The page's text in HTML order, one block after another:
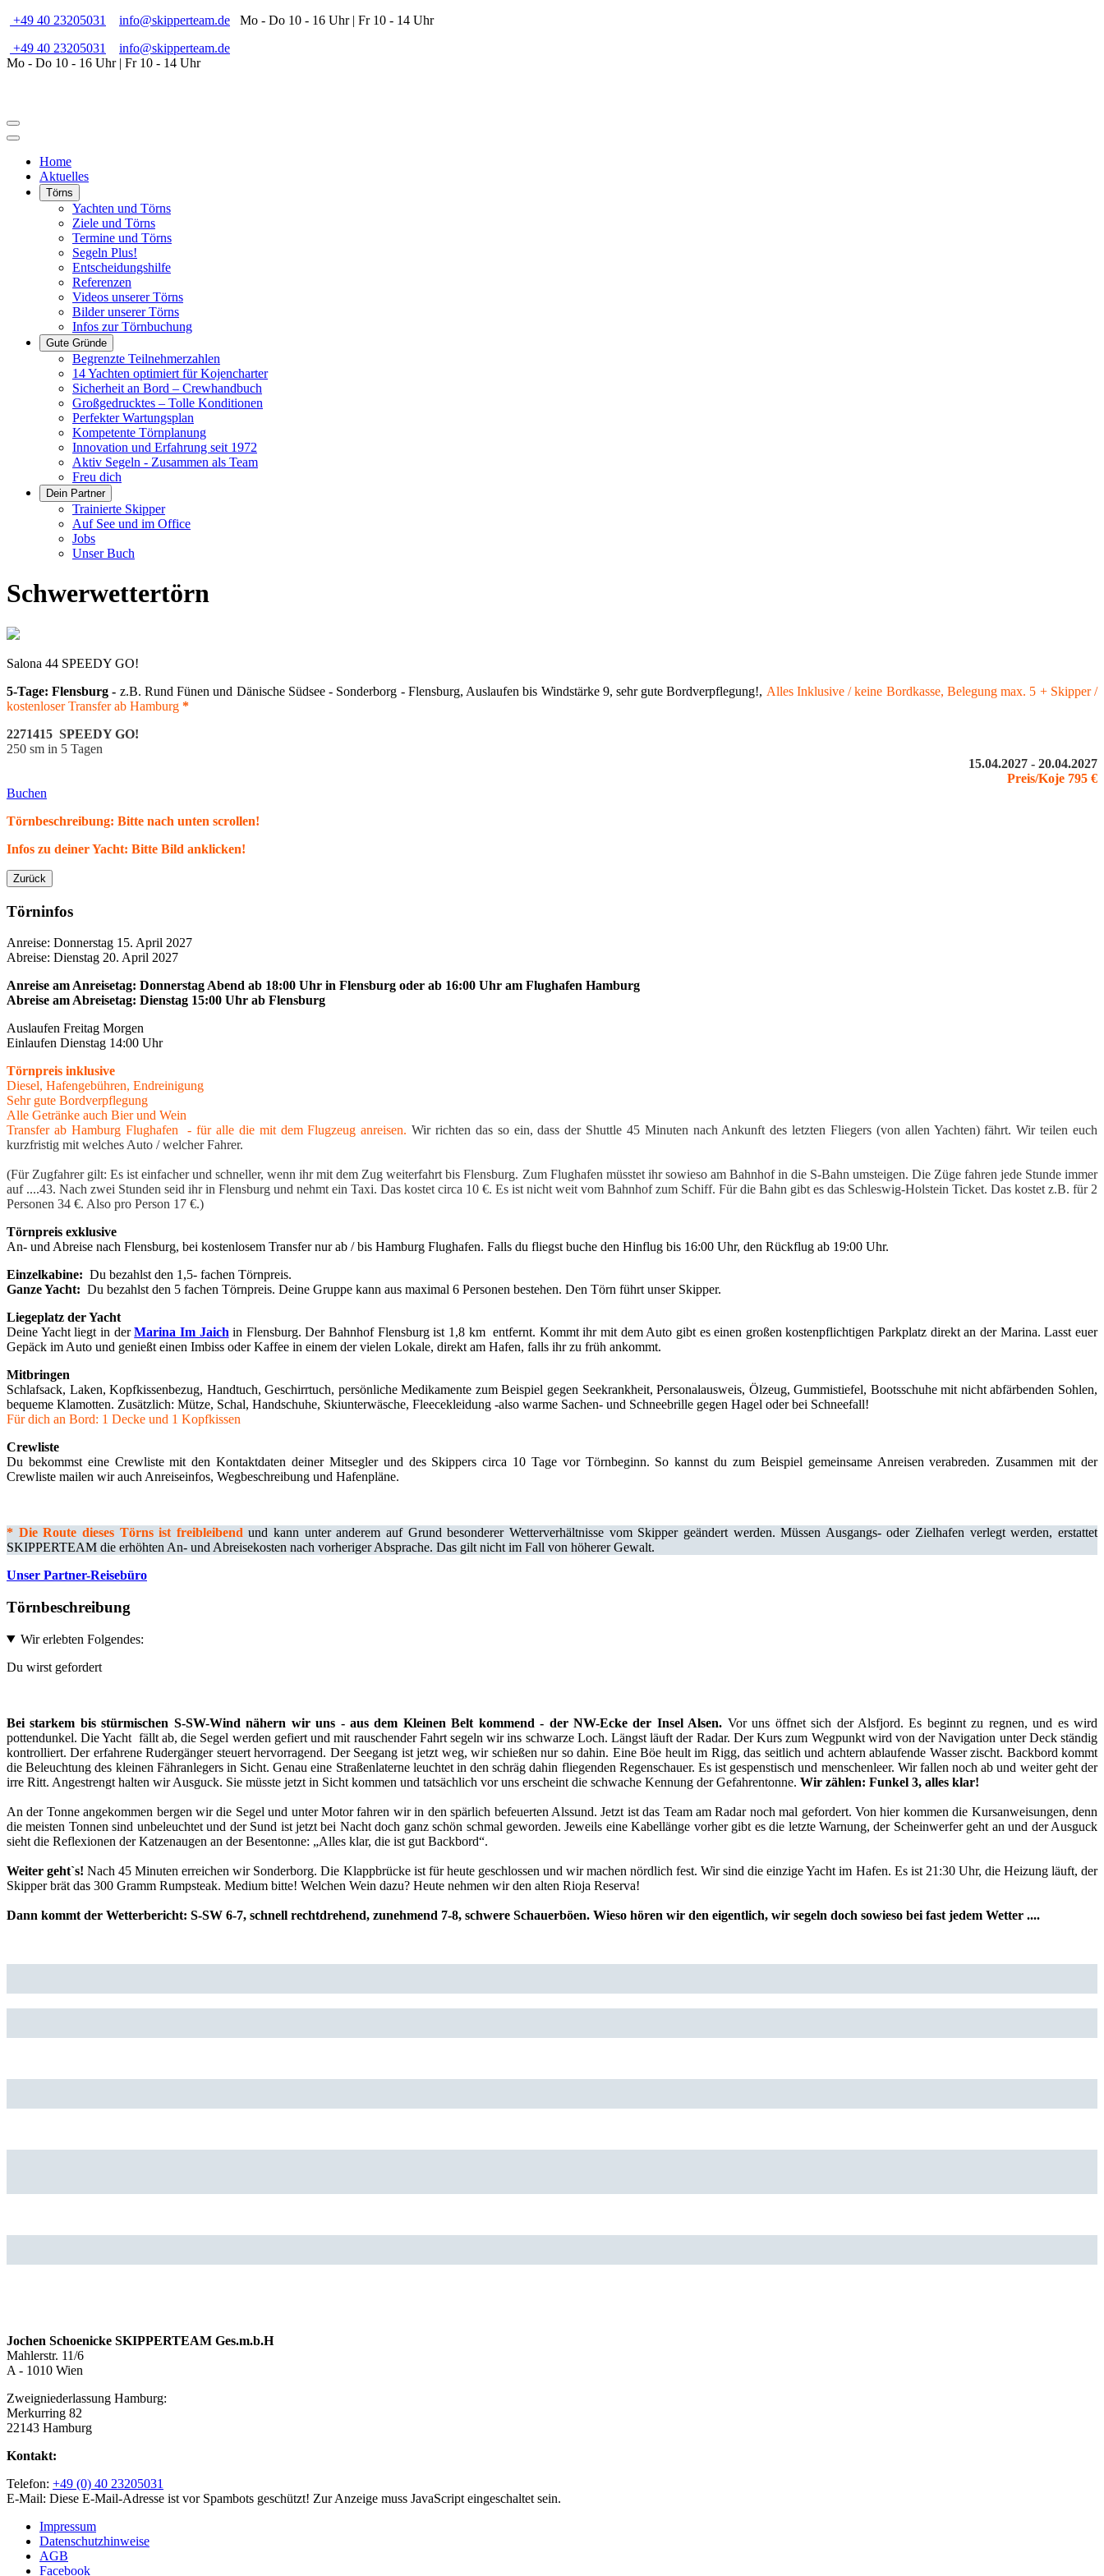
+49 40 23205031 info@skipperteam.de Mo - Do 10 - 16 Uhr | Fr 10 - 14 Uhr
+49 40 23205031
info@skipperteam.de
Mo - Do 10 - 16 Uhr | Fr 10 - 14 Uhr
Home
Aktuelles
Törns
Yachten und Törns
Ziele und Törns
Termine und Törns
Segeln Plus!
Entscheidungshilfe
Referenzen
Videos unserer Törns
Bilder unserer Törns
Infos zur Törnbuchung
Gute Gründe
Begrenzte Teilnehmerzahlen
14 Yachten optimiert für Kojencharter
Sicherheit an Bord – Crewhandbuch
Großgedrucktes – Tolle Konditionen
Perfekter Wartungsplan
Kompetente Törnplanung
Innovation und Erfahrung seit 1972
Aktiv Segeln - Zusammen als Team
Freu dich
Dein Partner
Trainierte Skipper
Auf See und im Office
Jobs
Unser Buch
Schwerwettertörn
Salona 44 SPEEDY GO!
5-Tage: Flensburg - z.B. Rund Fünen und Dänische Südsee - Sonderborg - Flensburg, Auslaufen bis Windstärke 9, sehr gute Bordverpflegung!, Alles Inklusive / keine Bordkasse, Belegungmax. 5 + Skipper /
kostenloser Transfer ab Hamburg *
2271415 SPEEDY GO!
250 sm in 5 Tagen
15.04.2027 - 20.04.2027
Preis/Koje 795 €
Buchen
Törnbeschreibung: Bitte nach unten scrollen!
Infos zu deiner Yacht: Bitte Bild anklicken!
Zurück
Törninfos
Anreise: Donnerstag 15. April 2027
Abreise: Dienstag 20. April 2027
Anreise am Anreisetag: Donnerstag Abend ab 18:00 Uhr in Flensburg oder ab 16:00 Uhr am Flughafen Hamburg
Abreise am Abreisetag: Dienstag 15:00 Uhr ab Flensburg
Auslaufen Freitag Morgen
Einlaufen Dienstag 14:00 Uhr
Törnpreis inklusive
Diesel, Hafengebühren, Endreinigung
Sehr gute Bordverpflegung
Alle Getränke auch Bier und Wein
Transfer ab Hamburg Flughafen - für alle die mit dem Flugzeug anreisen.Wir richten das so ein, dass der Shuttle 45 Minuten nach Ankunft des letzten Fliegers (von allen Yachten) fährt. Wir teilen euch
kurzfristig mit welches Auto / welcher Fahrer.
(Für Zugfahrer gilt: Es ist einfacher und schneller, wenn ihr mit dem Zug weiterfahrt bis Flensburg. Zum Flughafen müsstet ihr sowieso am Bahnhof in die S-Bahn umsteigen. Die Züge fahren jede Stunde immer
auf ....43. Nach zwei Stunden seid ihr in Flensburg und nehmt ein Taxi. Das kostet circa 10 €. Es ist nicht weit vom Bahnhof zum Schiff. Für die Bahn gibt es das Schleswig-Holstein Ticket. Das kostet z.B. für 2
Personen 34 €. Also pro Person 17 €.)
Törnpreis exklusive
An- und Abreise nach Flensburg, bei kostenlosem Transfer nur ab / bis Hamburg Flughafen. Falls du fliegst buche den Hinflug bis 16:00 Uhr, den Rückflug ab 19:00 Uhr.
Einzelkabine: Du bezahlst den 1,5- fachen Törnpreis.
Ganze Yacht: Du bezahlst den 5 fachen Törnpreis. Deine Gruppe kann aus maximal 6 Personen bestehen. Den Törn führt unser Skipper.
Liegeplatz der Yacht
Deine Yacht liegt in derMarina Im Jaich in Flensburg. Der Bahnhof Flensburg ist 1,8 km entfernt. Kommt ihr mit dem Auto gibt es einen großen kostenpflichtigen Parkplatz direkt an der Marina. Lasst euer
Gepäck im Auto und genießt einen Imbiss oder Kaffee in einem der vielen Lokale, direkt am Hafen, falls ihr zu früh ankommt.
Mitbringen
Schlafsack, Laken, Kopfkissenbezug, Handtuch, Geschirrtuch, persönliche Medikamente zum Beispiel gegen Seekrankheit, Personalausweis, Ölzeug, Gummistiefel, Bootsschuhe mit nicht abfärbenden Sohlen,
bequeme Klamotten. Zusätzlich: Mütze, Schal, Handschuhe, Skiunterwäsche, Fleecekleidung -also warme Sachen- und Schneebrille gegen Hagel oder bei Schneefall!
Für dich an Bord: 1 Decke und 1 Kopfkissen
Crewliste
Du bekommst eine Crewliste mit den Kontaktdaten deiner Mitsegler und des Skippers circa 10 Tage vor Törnbeginn. So kannst du zum Beispiel gemeinsame Anreisen verabreden. Zusammen mit der
Crewliste mailen wir auch Anreiseinfos, Wegbeschreibung und Hafenpläne.
* Die Route dieses Törns ist freibleibend und kann unter anderem auf Grund besonderer Wetterverhältnisse vom Skipper geändert werden. Müssen Ausgangs- oder Zielhafen verlegt werden, erstattet
SKIPPERTEAM die erhöhten An- und Abreisekosten nach vorheriger Absprache. Das gilt nicht im Fall von höherer Gewalt.
Unser Partner-Reisebüro
Törnbeschreibung
Wir erlebten Folgendes:
Du wirst gefordert
Bei starkem bis stürmischen S-SW-Wind nähern wir uns - aus dem Kleinen Belt kommend - der NW-Ecke der Insel Alsen. Vor uns öffnet sich der Alsfjord. Es beginnt zu regnen, und es wird
pottendunkel. Die Yacht fällt ab, die Segel werden gefiert und mit rauschender Fahrt segeln wir ins schwarze Loch. Längst läuft der Radar. Der Kurs zum Wegpunkt wird von der Navigation unter Deck ständig
kontrolliert. Der erfahrene Rudergänger steuert hervorragend. Der Seegang ist jetzt weg, wir schießen nur so dahin. Eine Böe heult im Rigg, das seitlich und achtern ablaufende Wasser zischt. Backbord kommt
die Beleuchtung des kleinen Fähranlegers in Sicht. Genau eine Straßenlaterne leuchtet in den schräg dahin fliegenden Regenschauer. Es ist gespenstisch und menschenleer. Wir fallen noch ab und weiter geht der
irre Ritt. Angestrengt halten wir Ausguck. Sie müsste jetzt in Sicht kommen und tatsächlich vor uns erscheint die schwache Kennung der Gefahrentonne. Wir zählen: Funkel 3, alles klar!
An der Tonne angekommen bergen wir die Segel und unter Motor fahren wir in den spärlich befeuerten Alssund. Jetzt ist das Team am Radar noch mal gefordert. Von hier kommen die Kursanweisungen, denn
die meisten Tonnen sind unbeleuchtet und der Sund ist jetzt bei Nacht doch ganz schön schmal geworden. Jeweils eine Kabellänge vorher gibt es die letzte Warnung, der Scheinwerfer geht an und der Ausguck
sieht die Reflexionen der Katzenaugen an der Besentonne: „Alles klar, die ist gut Backbord“.
Weiter geht`s! Nach 45 Minuten erreichen wir Sonderborg. Die Klappbrücke ist für heute geschlossen und wir machen nördlich fest. Wir sind die einzige Yacht im Hafen. Es ist 21:30 Uhr, die Heizung läuft, der
Skipper brät das 300 Gramm Rumpsteak. Medium bitte! Welchen Wein dazu? Heute nehmen wir den alten Rioja Reserva!
Dann kommt der Wetterbericht: S-SW 6-7, schnell rechtdrehend, zunehmend 7-8, schwere Schauerböen. Wieso hören wir den eigentlich, wir segeln doch sowieso bei fast jedem Wetter ....
Jochen Schoenicke SKIPPERTEAM Ges.m.b.H
Mahlerstr. 11/6
A - 1010 Wien
Zweigniederlassung Hamburg:
Merkurring 82
22143 Hamburg
Kontakt:
Telefon: +49 (0) 40 23205031
E-Mail: Diese E-Mail-Adresse ist vor Spambots geschützt! Zur Anzeige muss JavaScript eingeschaltet sein.
Impressum
Datenschutzhinweise
AGB
Facebook